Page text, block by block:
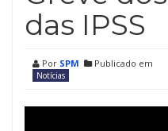
das IPSS
Por SPM Publicado em
Notícias